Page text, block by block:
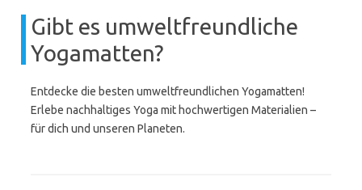
Gibt es umweltfreundliche
Yogamatten?
Entdecke die besten umweltfreundlichen Yogamatten!
Erlebe nachhaltiges Yoga mit hochwertigen Materialien –
für dich und unseren Planeten.